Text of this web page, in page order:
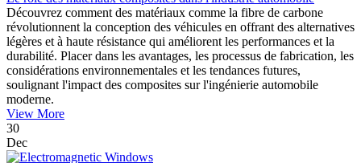
Découvrez comment des matériaux comme la fibre de carbone
révolutionnent la conception des véhicules en offrant des alternatives
légères et à haute résistance qui améliorent les performances et la
durabilité. Placer dans les avantages, les processus de fabrication, les
considérations environnementales et les tendances futures,
soulignant l'impact des composites sur l'ingénierie automobile
moderne.
View More
30
Dec